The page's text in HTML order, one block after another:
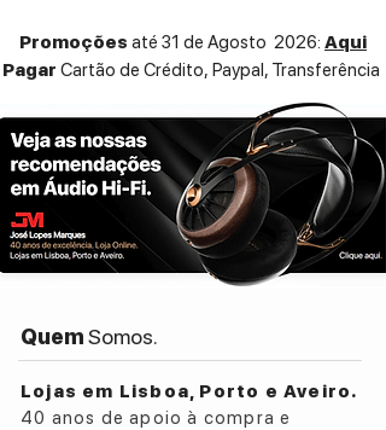
Promoções até 31 de Agosto 2026: Aqui
Pagar Cartão de Crédito, Paypal, Transferência
QuemSomos.
Lojas em Lisboa, Porto e Aveiro.
40 anos de apoio à compra e